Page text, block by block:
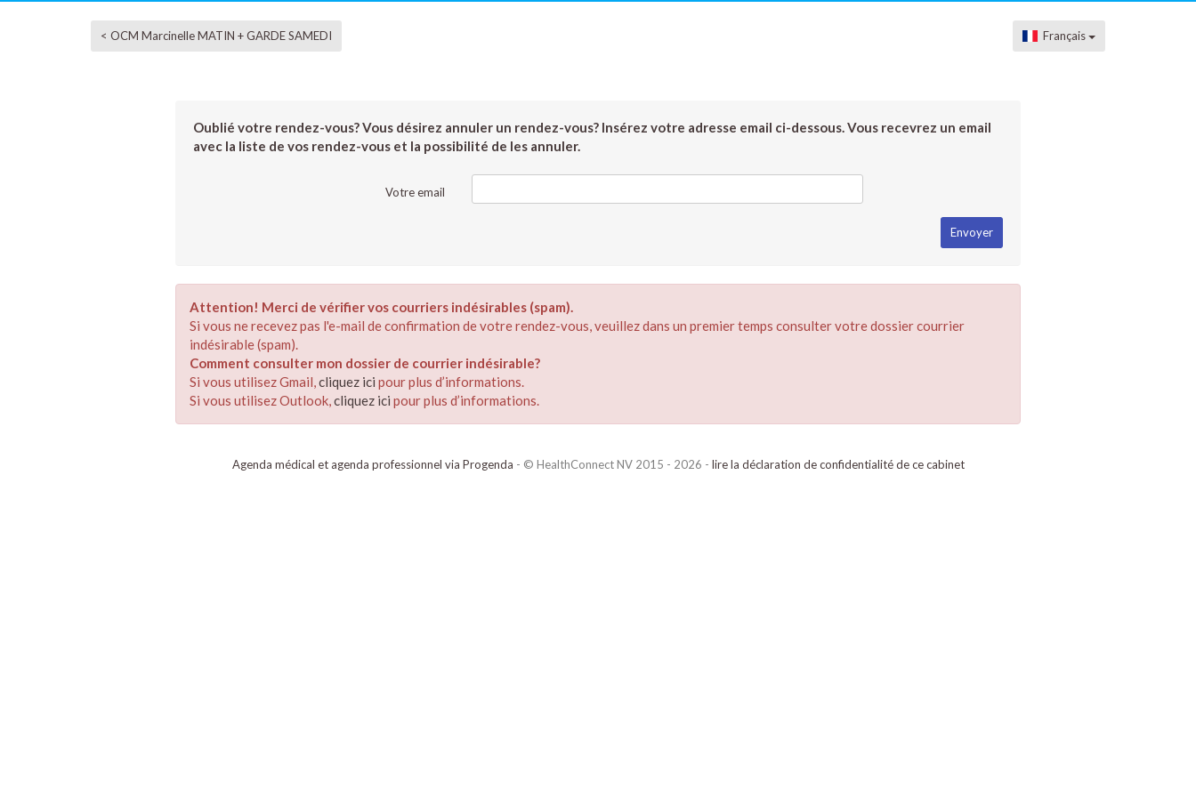
< OCM Marcinelle MATIN + GARDE SAMEDI Français
Oublié votre rendez-vous? Vous désirez annuler un rendez-vous? Insérez votre adresse email ci-dessous. Vous recevrez un email
avec la liste de vos rendez-vous et la possibilité de les annuler.
Votre email
Attention! Merci de vérifier vos courriers indésirables (spam).
Si vous ne recevez pas l'e-mail de confirmation de votre rendez-vous, veuillez dans un premier temps consulter votre dossier courrier
indésirable (spam).
Comment consulter mon dossier de courrier indésirable?
Si vous utilisez Gmail,cliquez ici pour plus d’informations.
Si vous utilisez Outlook,cliquez ici pour plus d’informations.
Agenda médical et agenda professionnel via Progenda - © HealthConnect NV 2015 - 2026 - lire la déclaration de confidentialité de ce cabinet